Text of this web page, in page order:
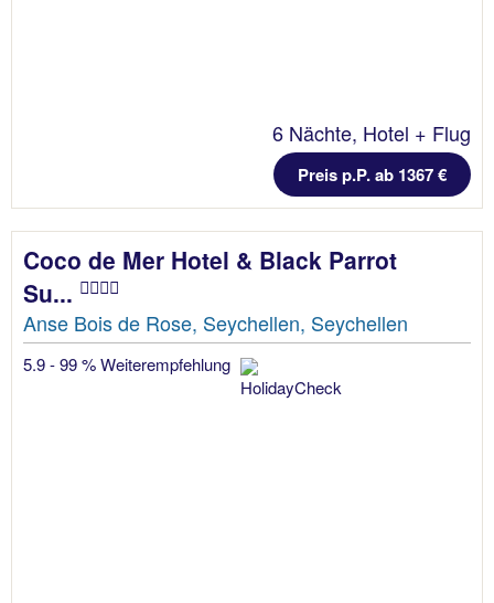
6 Nächte, Hotel + Flug
Preis p.P. ab 1367 €
Coco de Mer Hotel & Black Parrot
Su...
Anse Bois de Rose, Seychellen, Seychellen
5.9 - 99 % Weiterempfehlung